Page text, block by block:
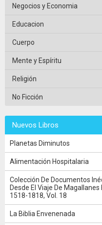
Negocios y Economia
Educacion
Cuerpo
Mente y Espíritu
Religión
No Ficción
Nuevos Libros
Planetas Diminutos
Alimentación Hospitalaria
Colección De Documentos
Desde El Viaje De
1518-1818, Vol. 18
La Biblia Envenenada